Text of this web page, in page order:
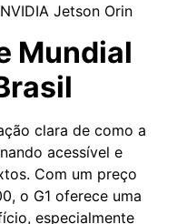
Jetson Orin
Mundial
clara de como a
acessível e
Com um preço
o G1 oferece uma
especialmente